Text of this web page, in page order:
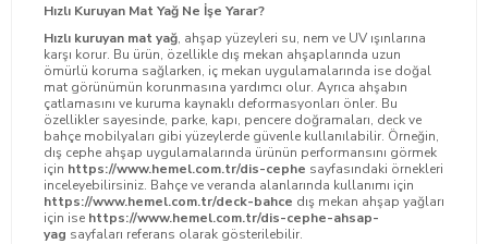
Hızlı Kuruyan Mat Yağ Ne İşe Yarar?
Hızlı kuruyan mat yağ, ahşap yüzeyleri su, nem ve UV ışınlarına
karşı korur. Bu ürün, özellikle dış mekan ahşaplarında uzun
ömürlü koruma sağlarken, iç mekan uygulamalarında ise doğal
mat görünümün korunmasına yardımcı olur. Ayrıca ahşabın
çatlamasını ve kuruma kaynaklı deformasyonları önler. Bu
özellikler sayesinde, parke, kapı, pencere doğramaları, deck ve
bahçe mobilyaları gibi yüzeylerde güvenle kullanılabilir. Örneğin,
dış cephe ahşap uygulamalarında ürünün performansını görmek
için https://www.hemel.com.tr/dis-cephe sayfasındaki örnekleri
inceleyebilirsiniz. Bahçe ve veranda alanlarında kullanımı için
https://www.hemel.com.tr/deck-bahce dış mekan ahşap yağları
için ise https://www.hemel.com.tr/dis-cephe-ahsap-
yag sayfaları referans olarak gösterilebilir.